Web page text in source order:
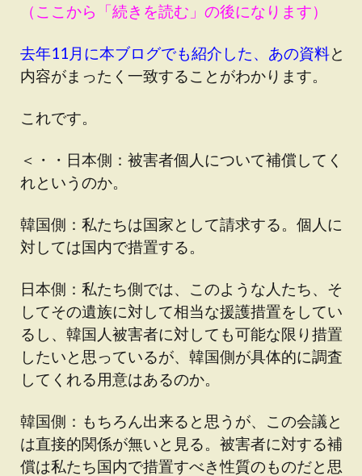
（ここから「続きを読む」の後になります）
去年11月に本ブログでも紹介した、あの資料と
内容がまったく一致することがわかります。
これです。
＜・・日本側：被害者個人について補償してく
れというのか。
韓国側：私たちは国家として請求する。個人に
対しては国内で措置する。
日本側：私たち側では、このような人たち、そ
してその遺族に対して相当な援護措置をしてい
るし、韓国人被害者に対しても可能な限り措置
したいと思っているが、韓国側が具体的に調査
してくれる用意はあるのか。
韓国側：もちろん出来ると思うが、この会議と
は直接的関係が無いと見る。被害者に対する補
償は私たち国内で措置すべき性質のものだと思